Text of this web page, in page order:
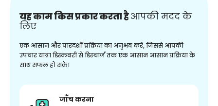
यह काम किस प्रकार करता हैआपकी मदद के
लिए
एक आसान और पारदर्शी प्रक्रिया का अनुभव करें, जिससे आपकी
उपचार यात्रा डिस्कवरी से डिस्चार्ज तक एक आसान आसान प्रक्रिया के
साथ सफल हो सके।
जाँच करना